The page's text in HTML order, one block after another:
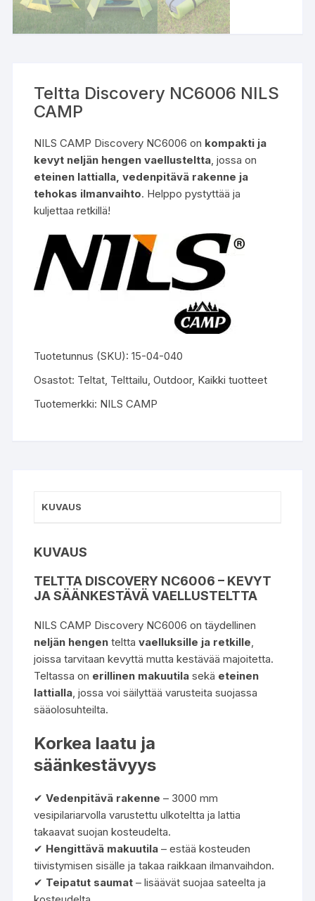
Teltta Discovery NC6006 NILS
CAMP
NILS CAMP Discovery NC6006 on kompakti ja
kevyt neljän hengen vaellusteltta, jossa on
eteinen lattialla, vedenpitävä rakenne ja
tehokas ilmanvaihto. Helppo pystyttää ja
kuljettaa retkillä!
Tuotetunnus (SKU):15-04-040
Osastot: Teltat, Telttailu,Outdoor, Kaikki tuotteet
Tuotemerkki: NILS CAMP
KUVAUS
KUVAUS
TELTTA DISCOVERY NC6006 – KEVYT
JA SÄÄNKESTÄVÄ VAELLUSTELTTA
NILS CAMP Discovery NC6006 on täydellinen
neljän hengen telttavaelluksille ja retkille,
joissa tarvitaan kevyttä mutta kestävää majoitetta.
Teltassa on erillinen makuutila sekä eteinen
lattialla, jossa voi säilyttää varusteita suojassa
sääolosuhteilta.
Korkea laatu ja
säänkestävyys
✔Vedenpitävä rakenne – 3000 mm
vesipilariarvolla varustettu ulkoteltta ja lattia
takaavat suojan kosteudelta.
✔ Hengittävä makuutila – estää kosteuden
tiivistymisen sisälle ja takaa raikkaan ilmanvaihdon.
✔ Teipatut saumat – lisäävät suojaa sateelta ja